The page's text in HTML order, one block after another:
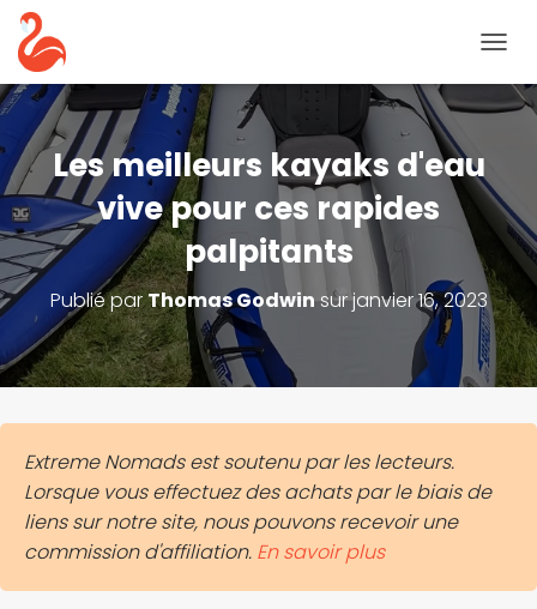
A
S
E
A
N
A
V
G
T
Les meilleurs kayaks d'eau
vive pour ces rapides
palpitants
Publié parThomas Godwinsurjanvier 16, 2023
Extreme Nomads est soutenu par les lecteurs.
Lorsque vous effectuez des achats par le biais de
liens sur notre site, nous pouvons recevoir une
commission d'affiliation. En savoir plus